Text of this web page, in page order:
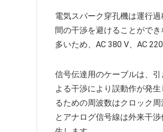
電気スパーク穿孔機は運行
間の干渉を避けることがで
多いため、AC 380 V、AC
信号伝達用のケーブルは、
よる干渉により誤動作が発
るための周波数はクロック
とアナログ信号線は外来干